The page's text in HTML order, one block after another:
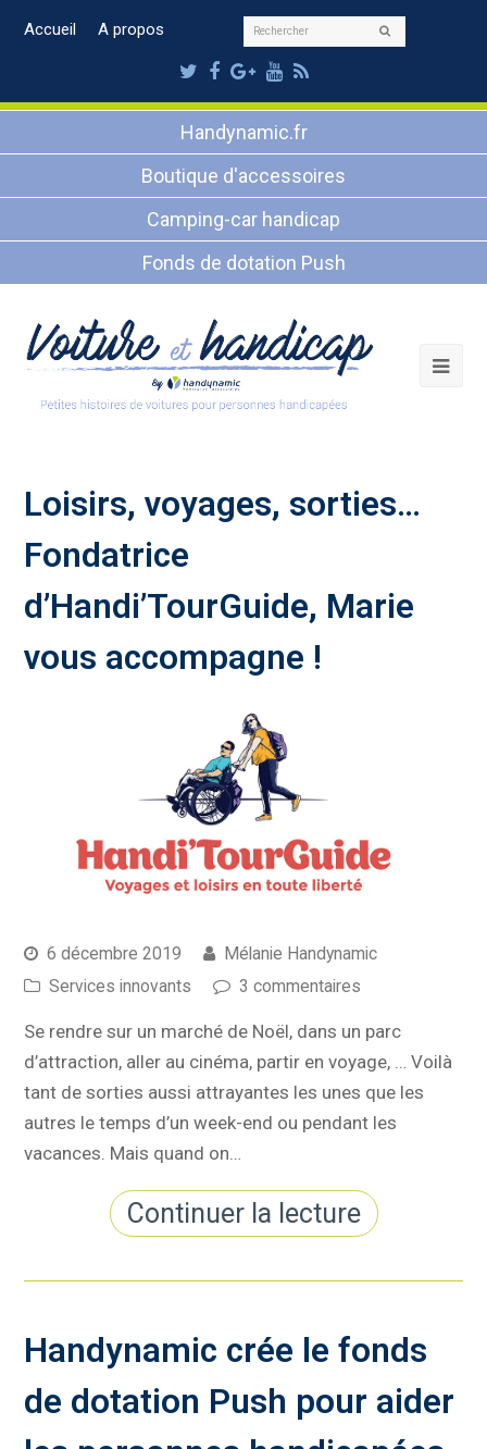
Accueil A propos Rechercher
Twitter
Facebook
Google
Plus
Youtube
RSS
Handynamic.fr
Boutique d'accessoires
Camping-car handicap
Fonds de dotation Push
Loisirs, voyages, sorties…
Fondatrice
d’Handi’TourGuide, Marie
vous accompagne !
6 décembre 2019
Mélanie Handynamic
Services innovants
3 commentaires
Se rendre sur un marché de Noël, dans un parc
d’attraction, aller au cinéma, partir en voyage, … Voilà
tant de sorties aussi attrayantes les unes que les
autres le temps d’un week-end ou pendant les
vacances. Mais quand on…
Continuer la lecture
Handynamic crée le fonds
de dotation Push pour aider